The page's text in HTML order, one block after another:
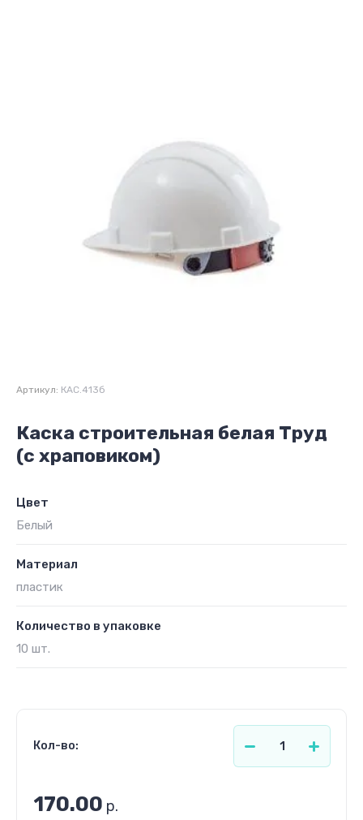
Артикул: КАС.413б
Каска строительная белая Труд
(с храповиком)
Цвет
Белый
Материал
пластик
Количество в упаковке
10 шт.
Кол-во:
170.00 р.